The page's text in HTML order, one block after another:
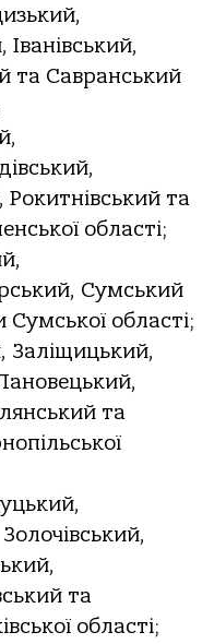
Іванівський,
та Савранський
та
області;
Сумський
області;
Заліщицький,
та
та
області;